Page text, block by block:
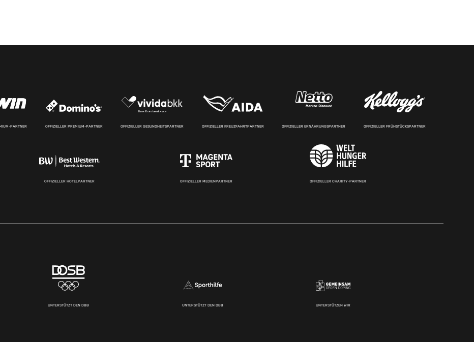
PARTNER OFFIZIELLER PREMIUM-PARTNER OFFIZIELLER GESUNDHEITSPARTNER OFFIZIELLER KREUZFAHRTPARTNER OFFIZIELLER ERNÄHRUNGSPARTNER OFFIZIELLER FRÜHSTÜCKSPARTNER
OFFIZIELLER HOTELPARTNER OFFIZIELLER MEDIENPARTNER OFFIZIELLER CHARITY-PARTNER
UNTERSTÜTZT DEN DBB UNTERSTÜTZT DEN DBB UNTERSTÜTZEN WIR